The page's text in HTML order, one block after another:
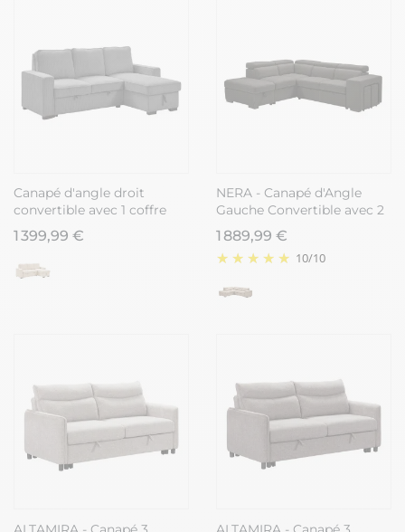
Canapé d'angle droit
convertible avec 1 coffre
velours côtelé gris -
NAPOLINO
1 399,99 €
NERA - Canapé d'Angle
Gauche Convertible avec 2
Poufs et 1 Coffre Gris
1 889,99 €
10/10